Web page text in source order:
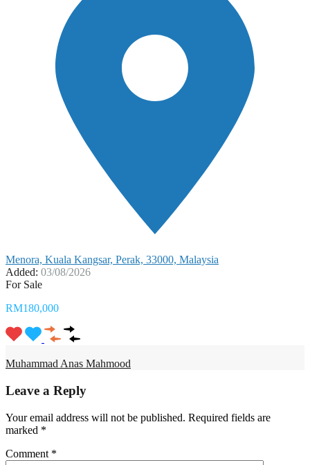
Menora, Kuala Kangsar, Perak, 33000, Malaysia
Added: 03/08/2026
For Sale
RM180,000
Muhammad Anas Mahmood
Leave a Reply
Your email address will not be published. Required fields are
marked *
Comment *